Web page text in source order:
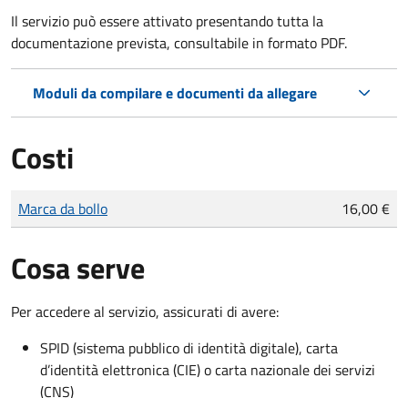
Il servizio può essere attivato presentando tutta la
documentazione prevista, consultabile in formato PDF.
Moduli da compilare e documenti da allegare
Costi
Tipo di pagamento
Importo
Marca da bollo 16,00 €
Cosa serve
Per accedere al servizio, assicurati di avere:
SPID (sistema pubblico di identità digitale), carta
d’identità elettronica (CIE) o carta nazionale dei servizi
(CNS)